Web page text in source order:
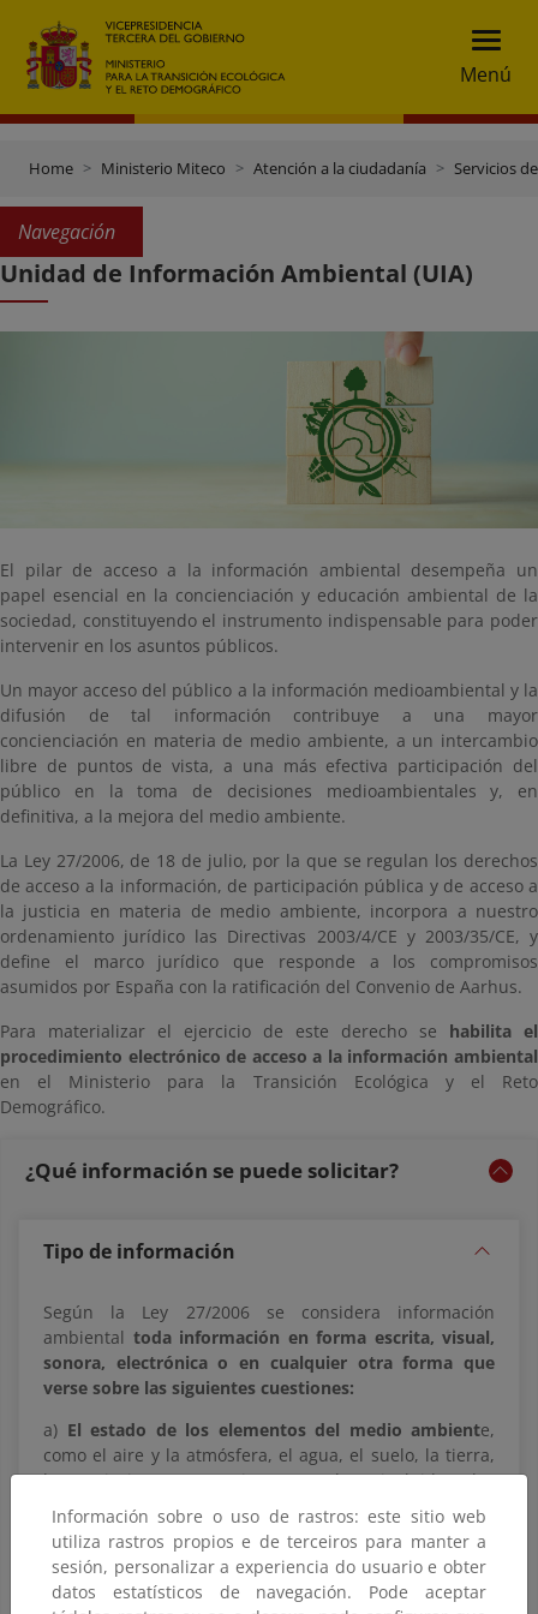
Menú
Home Ministerio Miteco Atención a la ciudadanía Servicios
Navegación
Unidad de Información Ambiental (UIA)
El pilar de acceso a la información ambiental desempeña un
papel esencial en la concienciación y educación ambiental de la
sociedad, constituyendo el instrumento indispensable para poder
intervenir en los asuntos públicos.
Un mayor acceso del público a la información medioambiental y la
difusión de tal información contribuye a una mayor
concienciación en materia de medio ambiente, a un intercambio
libre de puntos de vista, a una más efectiva participación del
público en la toma de decisiones medioambientales y, en
definitiva, a la mejora del medio ambiente.
La Ley 27/2006, de 18 de julio, por la que se regulan los derechos
de acceso a la información, de participación pública y de acceso a
la justicia en materia de medio ambiente, incorpora a nuestro
ordenamiento jurídico las Directivas 2003/4/CE y 2003/35/CE, y
define el marco jurídico que responde a los compromisos
asumidos por España con la ratificación del Convenio de Aarhus.
Para materializar el ejercicio de este derecho se habilita el
procedimiento electrónico de acceso a la información ambiental
en el Ministerio para la Transición Ecológica y el Reto
Demográfico.
¿Qué información se puede solicitar?
Tipo de información
Según la Ley 27/2006 se considera información
ambiental toda información en forma escrita, visual,
sonora, electrónica o en cualquier otra forma que
verse sobre las siguientes cuestiones:
a) El estado de los elementos del medio ambiente,
como el aire y la atmósfera, el agua, el suelo, la tierra,
los paisajes y espacios naturales, incluidos los
humedales y las zonas marinas y costeras, la
diversidad biológica y sus componentes, incluidos los
organismos modificados genéticamente; y la
interacción entre estos elementos.
Información sobre o uso de rastros: este sitio web
utiliza rastros propios e de terceiros para manter a
sesión, personalizar a experiencia do usuario e obter
datos estatísticos de navegación. Pode aceptar